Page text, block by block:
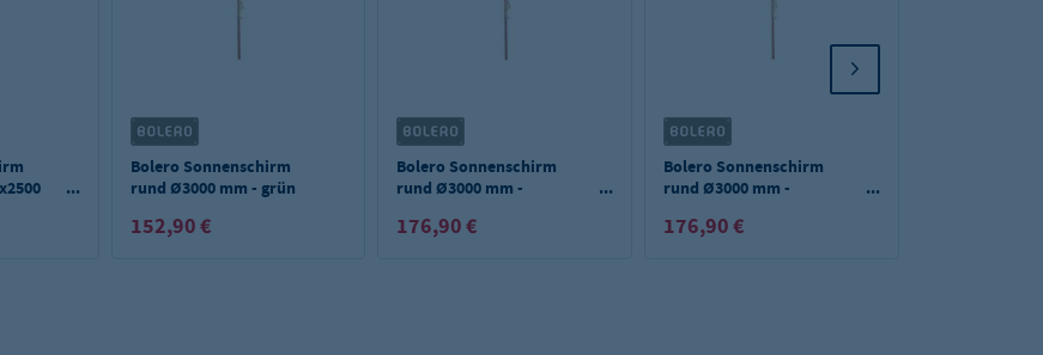
Bolero Sonnenschirm
rund Ø3000 mm - grün
152,90 €
Bolero Sonnenschirm
rund Ø3000 mm -
176,90 €
Bolero Sonnenschirm
rund Ø3000 mm -
176,90 €